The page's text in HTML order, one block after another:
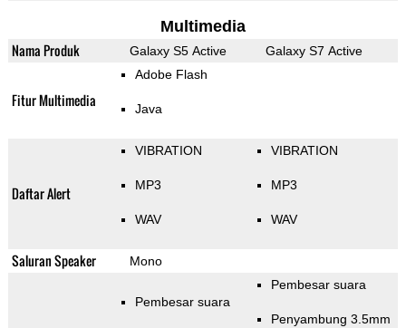
Multimedia
Nama Produk Galaxy S5 Active Galaxy S7 Active
Fitur Multimedia
Adobe Flash
Java
Daftar Alert
VIBRATION
MP3
WAV
VIBRATION
MP3
WAV
Saluran Speaker Mono
Pembesar suara
Pembesar suara
Penyambung 3.5mm